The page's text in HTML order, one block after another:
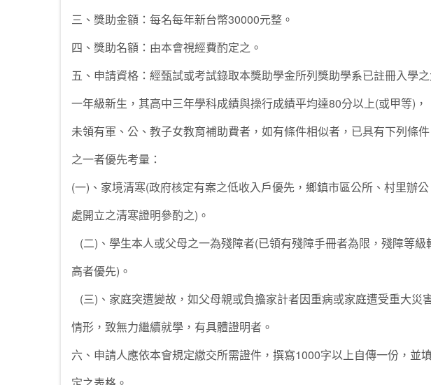
三、獎助金額：每名每年新台幣30000元整。
四、獎助名額：由本會視經費酌定之。
五、申請資格：經甄試或考試錄取本獎助學金所列獎助學系已註冊入學
一年級新生，其高中三年學科成績與操行成績平均達80分以上(或甲等)，
未領有軍、公、教子女教育補助費者，如有條件相似者，已具有下列條件
之一者優先考量：
(一)、家境清寒(政府核定有案之低收入戶優先，鄉鎮市區公所、村里辦公
處開立之清寒證明參酌之)。
(二)、學生本人或父母之一為殘障者(已領有殘障手冊者為限，殘障等級
高者優先)。
(三)、家庭突遭變故，如父母親或負擔家計者因重病或家庭遭受重大災
情形，致無力繼續就學，有具體證明者。
六、申請人應依本會規定繳交所需證件，撰寫1000字以上自傳一份，並